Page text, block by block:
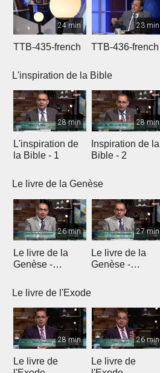
24 min
TTB-435-french
23 min
TTB-436-french
L'inspiration de la Bible
28 min
L'inspiration de
la Bible - 1
28 min
Inspiration de la
Bible - 2
Le livre de la Genèse
26 min
Le livre de la
Genèse -
27 min
Le livre de la
Genèse -
Le livre de l'Exode
28 min
Le livre de
26 min
Le livre de